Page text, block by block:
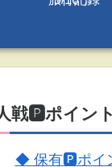
戦🅿ポイン
◆ 保有🅿ポイ